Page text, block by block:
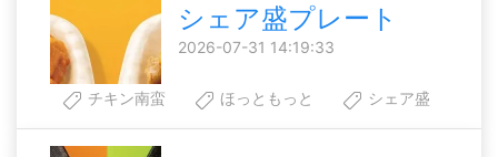
シェア盛プレート
2026-07-31 14:19:33
チキン南蛮 ほっともっと シェア盛